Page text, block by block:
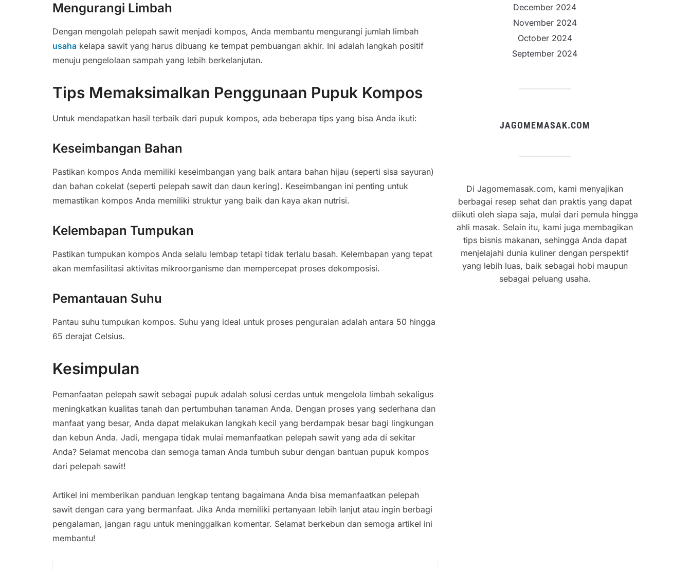
Mengurangi Limbah
Dengan mengolah pelepah sawit menjadi kompos, Anda membantu mengurangi jumlah limbah
usaha kelapa sawit yang harus dibuang ke tempat pembuangan akhir. Ini adalah langkah positif
menuju pengelolaan sampah yang lebih berkelanjutan.
Tips Memaksimalkan Penggunaan Pupuk Kompos
Untuk mendapatkan hasil terbaik dari pupuk kompos, ada beberapa tips yang bisa Anda ikuti:
Keseimbangan Bahan
Pastikan kompos Anda memiliki keseimbangan yang baik antara bahan hijau (seperti sisa sayuran)
dan bahan cokelat (seperti pelepah sawit dan daun kering). Keseimbangan ini penting untuk
memastikan kompos Anda memiliki struktur yang baik dan kaya akan nutrisi.
Kelembapan Tumpukan
Pastikan tumpukan kompos Anda selalu lembap tetapi tidak terlalu basah. Kelembapan yang tepat
akan memfasilitasi aktivitas mikroorganisme dan mempercepat proses dekomposisi.
Pemantauan Suhu
Pantau suhu tumpukan kompos. Suhu yang ideal untuk proses penguraian adalah antara 50 hingga
65 derajat Celsius.
Kesimpulan
Pemanfaatan pelepah sawit sebagai pupuk adalah solusi cerdas untuk mengelola limbah sekaligus
meningkatkan kualitas tanah dan pertumbuhan tanaman Anda. Dengan proses yang sederhana dan
manfaat yang besar, Anda dapat melakukan langkah kecil yang berdampak besar bagi lingkungan
dan kebun Anda. Jadi, mengapa tidak mulai memanfaatkan pelepah sawit yang ada di sekitar
Anda? Selamat mencoba dan semoga taman Anda tumbuh subur dengan bantuan pupuk kompos
dari pelepah sawit!
Artikel ini memberikan panduan lengkap tentang bagaimana Anda bisa memanfaatkan pelepah
sawit dengan cara yang bermanfaat. Jika Anda memiliki pertanyaan lebih lanjut atau ingin berbagi
pengalaman, jangan ragu untuk meninggalkan komentar. Selamat berkebun dan semoga artikel ini
membantu!
December 2024
November 2024
October 2024
September 2024
JAGOMEMASAK.COM
Di Jagomemasak.com, kami menyajikan
berbagai resep sehat dan praktis yang dapat
diikuti oleh siapa saja, mulai dari pemula hingga
ahli masak. Selain itu, kami juga membagikan
tips bisnis makanan, sehingga Anda dapat
menjelajahi dunia kuliner dengan perspektif
yang lebih luas, baik sebagai hobi maupun
sebagai peluang usaha.